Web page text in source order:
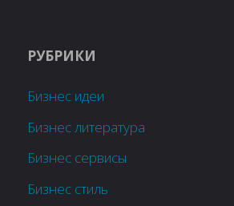
РУБРИКИ
Бизнес идеи
Бизнес литература
Бизнес сервисы
Бизнес стиль